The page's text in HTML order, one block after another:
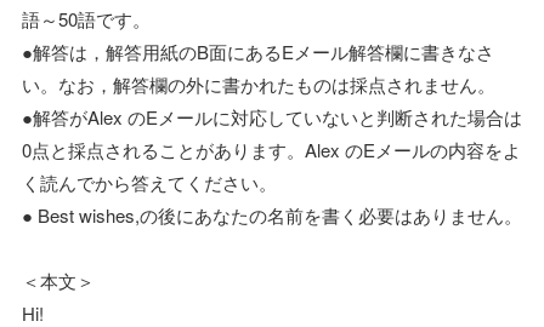
語～50語です。
●解答は，解答用紙のB面にあるEメール解答欄に書きなさ
い。なお，解答欄の外に書かれたものは採点されません。
●解答がAlex のEメールに対応していないと判断された場合は
0点と採点されることがあります。Alex のEメールの内容をよ
く読んでから答えてください。
● Best wishes,の後にあなたの名前を書く必要はありません。
＜本文＞
Hi!